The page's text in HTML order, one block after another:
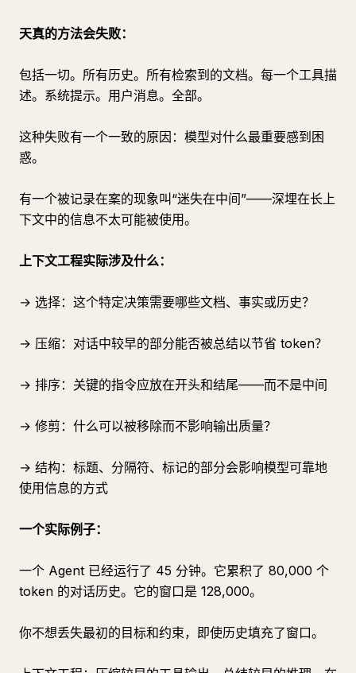
天真的方法会失败：
包括一切。所有历史。所有检索到的文档。每一个工具描
述。系统提示。用户消息。全部。
这种失败有一个一致的原因：模型对什么最重要感到困
惑。
有一个被记录在案的现象叫“迷失在中间”——深埋在长上
下文中的信息不太可能被使用。
上下文工程实际涉及什么：
→ 选择：这个特定决策需要哪些文档、事实或历史？
→ 压缩：对话中较早的部分能否被总结以节省 token？
→ 排序：关键的指令应放在开头和结尾——而不是中间
→ 修剪：什么可以被移除而不影响输出质量？
→ 结构：标题、分隔符、标记的部分会影响模型可靠地
使用信息的方式
一个实际例子：
一个 Agent 已经运行了 45 分钟。它累积了 80,000 个
token 的对话历史。它的窗口是 128,000。
你不想丢失最初的目标和约束，即使历史填充了窗口。